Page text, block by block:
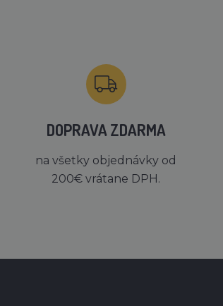
DOPRAVA ZDARMA
na všetky objednávky od
200€ vrátane DPH.